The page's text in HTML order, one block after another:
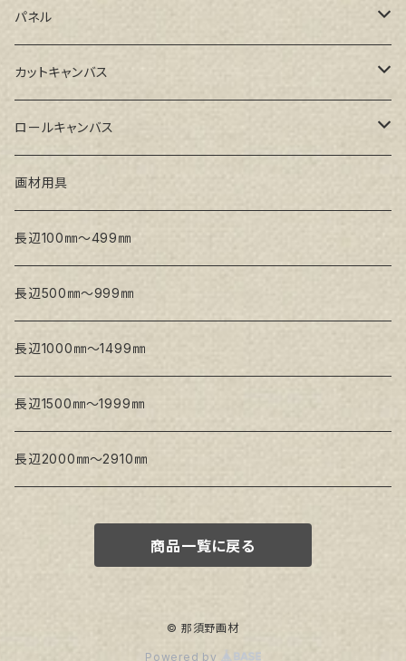
GAERA BA(中荒目)
GAERA GLC(中目)
トークロ イエロー(中目)
トークロ 赤SP(中目)
Snow White SPC(中目)
ルーブル米杉木枠
Paulo木枠
パネル
ラワンパネル
シナパネル
カットキャンバス
GAERA F(中細目)
GAERA BA(中荒目)
Snow White SPC(中目)
Snow White SLA(中目)
ロールキャンバス
GAERA F(中細目) / BA(中荒目)
Snow White SLA(中目)
Snow White SLH(中太目)
Snow White SPC(中目)
トークロ イエロー
生キャンバス
画材用具
長辺100㎜～499㎜
長辺500㎜～999㎜
長辺1000㎜～1499㎜
長辺1500㎜～1999㎜
長辺2000㎜～2910㎜
商品一覧に戻る
© 那須野画材
Powered by